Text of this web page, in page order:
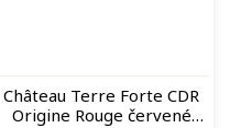
Château Terre Forte CDR
Origine Rouge červené